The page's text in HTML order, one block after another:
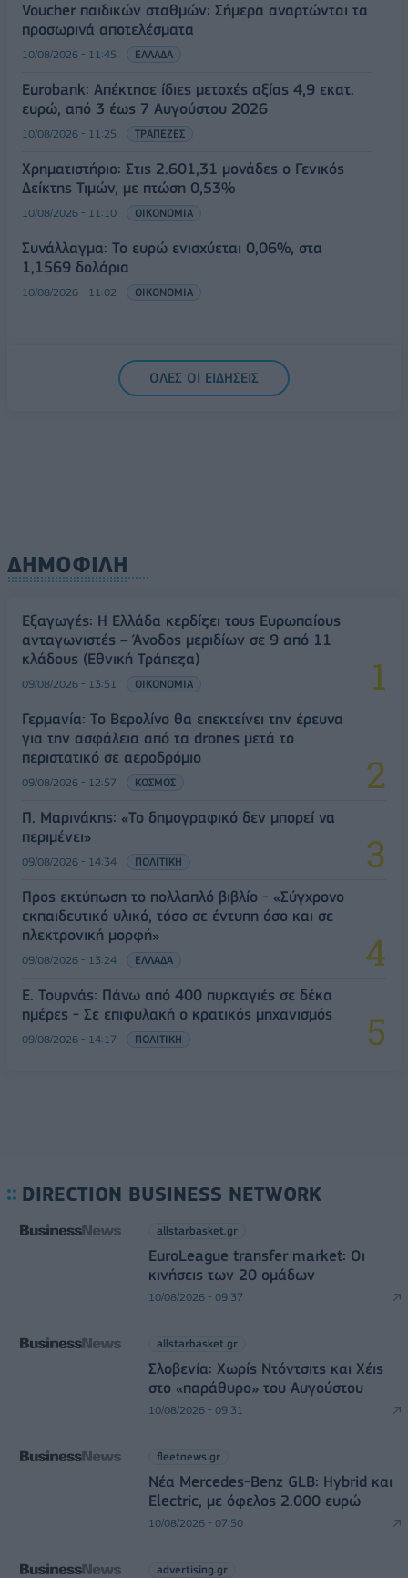
Voucher παιδικών σταθμών: Σήμερα αναρτώνται τα
προσωρινά αποτελέσματα
10/08/2026 - 11:45 ΕΛΛΑΔΑ
Eurobank: Απέκτησε ίδιες μετοχές αξίας 4,9 εκατ.
ευρώ, από 3 έως 7 Αυγούστου 2026
10/08/2026 - 11:25 ΤΡΑΠΕΖΕΣ
Χρηματιστήριο: Στις 2.601,31 μονάδες ο Γενικός
Δείκτης Τιμών, με πτώση 0,53%
10/08/2026 - 11:10 ΟΙΚΟΝΟΜΙΑ
Συνάλλαγμα: Το ευρώ ενισχύεται 0,06%, στα
1,1569 δολάρια
10/08/2026 - 11:02 ΟΙΚΟΝΟΜΙΑ
ΟΛΕΣ ΟΙ ΕΙΔΗΣΕΙΣ
ΔΗΜΟΦΙΛΗ
Εξαγωγές: Η Ελλάδα κερδίζει τους Ευρωπαίους
ανταγωνιστές – Άνοδος μεριδίων σε 9 από 11
κλάδους (Εθνική Τράπεζα)
09/08/2026 - 13:51 ΟΙΚΟΝΟΜΙΑ
Γερμανία: Το Βερολίνο θα επεκτείνει την έρευνα
για την ασφάλεια από τα drones μετά το
περιστατικό σε αεροδρόμιο
09/08/2026 - 12:57 ΚΟΣΜΟΣ
Π. Μαρινάκης: «Το δημογραφικό δεν μπορεί να
περιμένει»
09/08/2026 - 14:34 ΠΟΛΙΤΙΚΗ
Προς εκτύπωση το πολλαπλό βιβλίο - «Σύγχρονο
εκπαιδευτικό υλικό, τόσο σε έντυπη όσο και σε
ηλεκτρονική μορφή»
09/08/2026 - 13:24 ΕΛΛΑΔΑ
Ε. Τουρνάς: Πάνω από 400 πυρκαγιές σε δέκα
ημέρες - Σε επιφυλακή ο κρατικός μηχανισμός
09/08/2026 - 14:17 ΠΟΛΙΤΙΚΗ
DIRECTION BUSINESS NETWORK
allstarbasket.gr
EuroLeague transfer market: Οι
κινήσεις των 20 ομάδων
10/08/2026 - 09:37
allstarbasket.gr
Σλοβενία: Χωρίς Ντόντσιτς και Χέις
στο «παράθυρο» του Αυγούστου
10/08/2026 - 09:31
fleetnews.gr
Νέα Mercedes-Benz GLB: Hybrid και
Electric, με όφελος 2.000 ευρώ
10/08/2026 - 07:50
advertising.gr